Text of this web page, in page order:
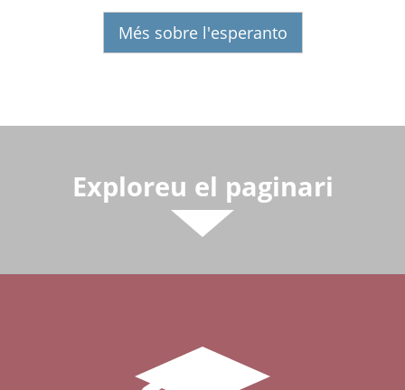
Més sobre l'esperanto
Exploreu el paginari